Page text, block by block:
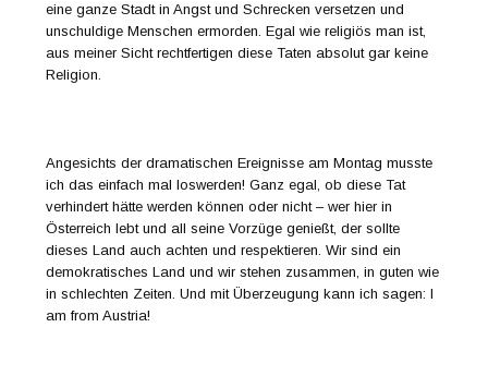
eine ganze Stadt in Angst und Schrecken versetzen und
unschuldige Menschen ermorden. Egal wie religiös man ist,
aus meiner Sicht rechtfertigen diese Taten absolut gar keine
Religion.
Angesichts der dramatischen Ereignisse am Montag musste
ich das einfach mal loswerden! Ganz egal, ob diese Tat
verhindert hätte werden können oder nicht – wer hier in
Österreich lebt und all seine Vorzüge genießt, der sollte
dieses Land auch achten und respektieren. Wir sind ein
demokratisches Land und wir stehen zusammen, in guten wie
in schlechten Zeiten. Und mit Überzeugung kann ich sagen: I
am from Austria!